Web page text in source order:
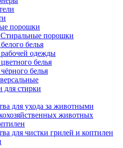
порошки
порошки
белья
одежды
белья
белья
для стирки
для ухода за животными
животных
для чистки грилей и коптилен